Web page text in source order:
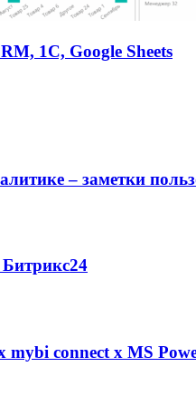
1C, Google Sheets
– заметки
connect х MS